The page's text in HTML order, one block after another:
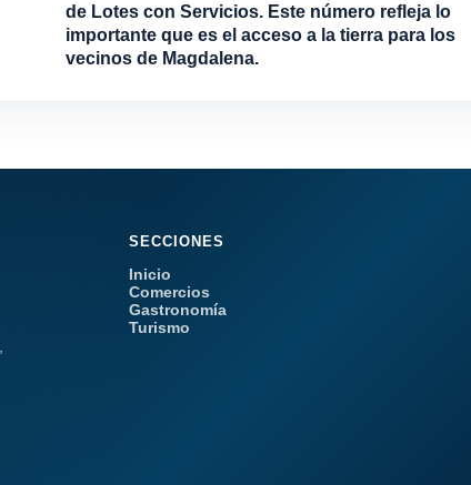
de Lotes con Servicios. Este número refleja lo
importante que es el acceso a la tierra para los
vecinos de Magdalena.
SECCIONES
Inicio
Comercios
Gastronomía
Turismo